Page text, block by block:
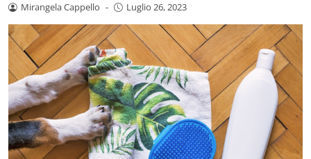
Mirangela Cappello - Luglio 26, 2023